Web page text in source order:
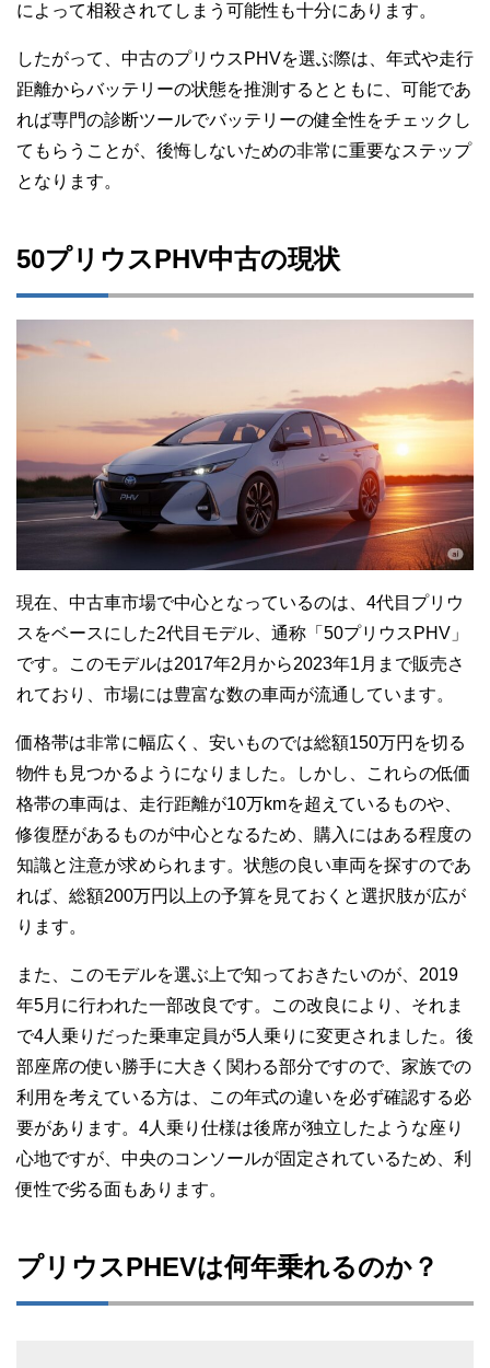
によって相殺されてしまう可能性も十分にあります。
したがって、中古のプリウスPHVを選ぶ際は、年式や走行
距離からバッテリーの状態を推測するとともに、可能であ
れば専門の診断ツールでバッテリーの健全性をチェックし
てもらうことが、後悔しないための非常に重要なステップ
となります。
50プリウスPHV中古の現状
現在、中古車市場で中心となっているのは、4代目プリウ
スをベースにした2代目モデル、通称「50プリウスPHV」
です。このモデルは2017年2月から2023年1月まで販売さ
れており、市場には豊富な数の車両が流通しています。
価格帯は非常に幅広く、安いものでは総額150万円を切る
物件も見つかるようになりました。しかし、これらの低価
格帯の車両は、走行距離が10万kmを超えているものや、
修復歴があるものが中心となるため、購入にはある程度の
知識と注意が求められます。状態の良い車両を探すのであ
れば、総額200万円以上の予算を見ておくと選択肢が広が
ります。
また、このモデルを選ぶ上で知っておきたいのが、2019
年5月に行われた一部改良です。この改良により、それま
で4人乗りだった乗車定員が5人乗りに変更されました。後
部座席の使い勝手に大きく関わる部分ですので、家族での
利用を考えている方は、この年式の違いを必ず確認する必
要があります。4人乗り仕様は後席が独立したような座り
心地ですが、中央のコンソールが固定されているため、利
便性で劣る面もあります。
プリウスPHEVは何年乗れるのか？